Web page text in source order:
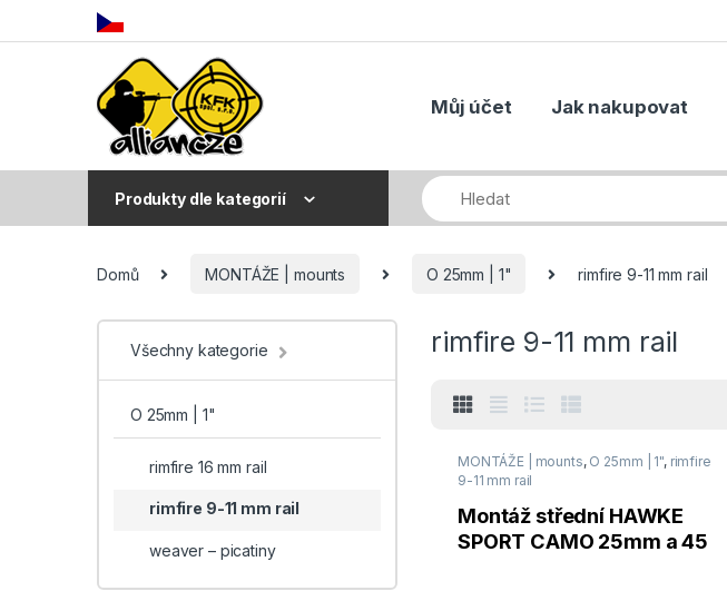
Skip to navigation
Skip to content
Můj účet Jak nakupovat
Produkty dle kategorií
Domů MONTÁŽE | mounts O 25mm | 1" rimfire 9-11 mm rail
rimfire 9-11 mm rail
MONTÁŽE | mounts, O 25mm | 1", rimfire
9-11 mm rail
Montáž střední HAWKE
SPORT CAMO 25mm a 45
Všechny kategorie
O 25mm | 1"
rimfire 16 mm rail
rimfire 9-11 mm rail
weaver – picatiny